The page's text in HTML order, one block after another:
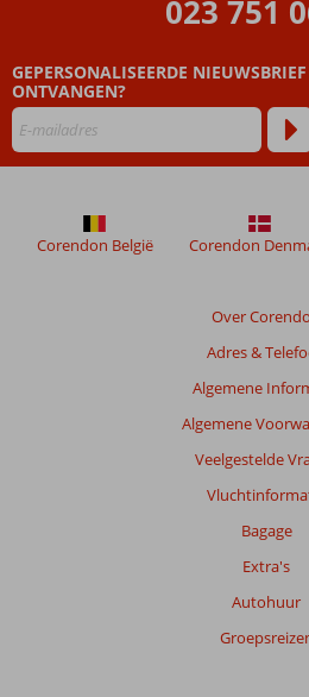
023 751
GEPERSONALISEERDE NIEUWSBRIEF
ONTVANGEN?
Over
Adres &
Algemene
Algemene
Veelgestelde
Bagage
Extra's
Autohuur
Corendon België Corendon